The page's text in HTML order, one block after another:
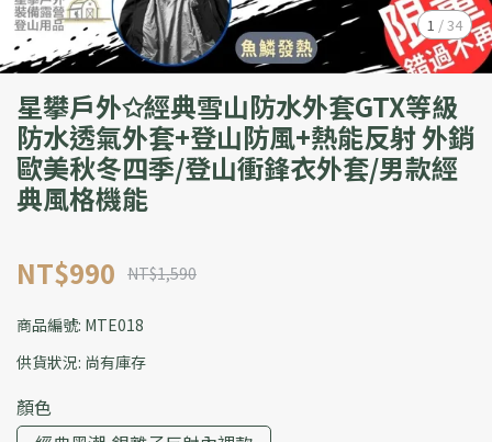
1 /34
星攀戶外✩經典雪山防水外套GTX等級
防水透氣外套+登山防風+熱能反射 外銷
歐美秋冬四季/登山衝鋒衣外套/男款經
典風格機能
NT$990 NT$1,590
商品編號: MTE018
供貨狀況: 尚有庫存
顏色